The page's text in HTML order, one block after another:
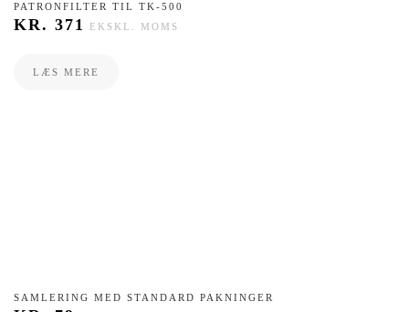
PATRONFILTER TIL TK-500
KR. 371 EKSKL. MOMS
LÆS MERE
SAMLERING MED STANDARD PAKNINGER